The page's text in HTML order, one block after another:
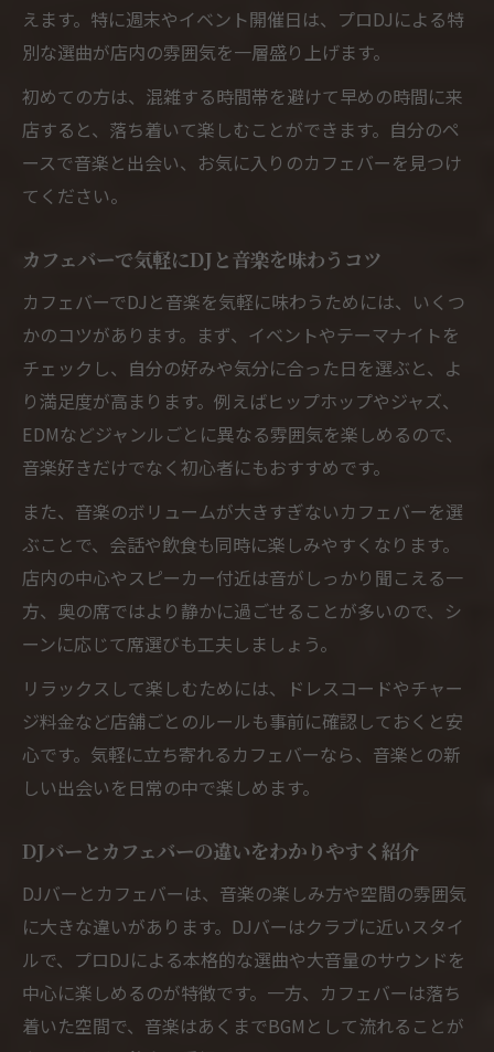
えます。特に週末やイベント開催日は、プロDJによる特
別な選曲が店内の雰囲気を一層盛り上げます。
初めての方は、混雑する時間帯を避けて早めの時間に来
店すると、落ち着いて楽しむことができます。自分のペ
ースで音楽と出会い、お気に入りのカフェバーを見つけ
てください。
カフェバーで気軽にDJと音楽を味わうコツ
カフェバーでDJと音楽を気軽に味わうためには、いくつ
かのコツがあります。まず、イベントやテーマナイトを
チェックし、自分の好みや気分に合った日を選ぶと、よ
り満足度が高まります。例えばヒップホップやジャズ、
EDMなどジャンルごとに異なる雰囲気を楽しめるので、
音楽好きだけでなく初心者にもおすすめです。
また、音楽のボリュームが大きすぎないカフェバーを選
ぶことで、会話や飲食も同時に楽しみやすくなります。
店内の中心やスピーカー付近は音がしっかり聞こえる一
方、奥の席ではより静かに過ごせることが多いので、シ
ーンに応じて席選びも工夫しましょう。
リラックスして楽しむためには、ドレスコードやチャー
ジ料金など店舗ごとのルールも事前に確認しておくと安
心です。気軽に立ち寄れるカフェバーなら、音楽との新
しい出会いを日常の中で楽しめます。
DJバーとカフェバーの違いをわかりやすく紹介
DJバーとカフェバーは、音楽の楽しみ方や空間の雰囲気
に大きな違いがあります。DJバーはクラブに近いスタイ
ルで、プロDJによる本格的な選曲や大音量のサウンドを
中心に楽しめるのが特徴です。一方、カフェバーは落ち
着いた空間で、音楽はあくまでBGMとして流れることが